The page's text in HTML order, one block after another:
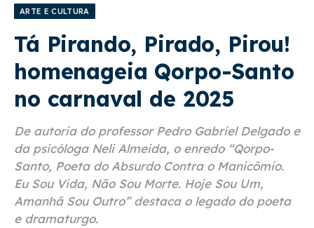
ARTE E CULTURA
Tá Pirando, Pirado, Pirou!
homenageia Qorpo-Santo
no carnaval de 2025
De autoria do professor Pedro Gabriel Delgado e
da psicóloga Neli Almeida, o enredo “Qorpo-
Santo, Poeta do Absurdo Contra o Manicômio.
Eu Sou Vida, Não Sou Morte. Hoje Sou Um,
Amanhã Sou Outro” destaca o legado do poeta
e dramaturgo.